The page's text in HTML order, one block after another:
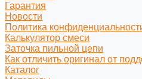
Гарантия
Новости
Политика
Калькулятор смеси
Заточка пильной цепи
Как отличить оригинал от
Каталог